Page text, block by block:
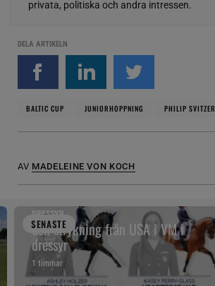
privata, politiska och andra intressen.
DELA ARTIKELN
BALTIC CUP JUNIORHOPPNING PHILIP SVITZER
AV MADELEINE VON KOCH
SENASTE
DRESSYR
Sen strykning från USA i VM i
dressyr
1 timmar